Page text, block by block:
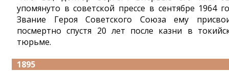
упомянуто в советской прессе в сентябре 1964
Звание Героя Советского Союза ему
посмертно спустя 20 лет после казни в
тюрьме.
1895